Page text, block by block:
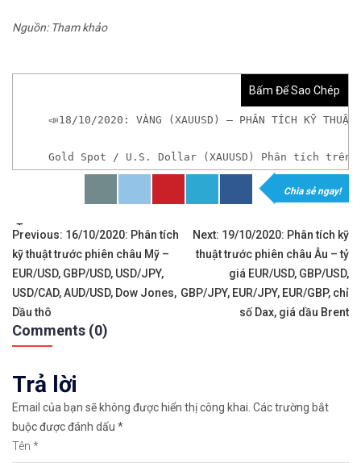
Nguồn: Tham khảo
Bấm Để Sao Chép
📣18/10/2020: VÀNG (XAUUSD) – PHÂN TÍCH KỸ THUẬT
Gold Spot / U.S. Dollar (XAUUSD) Phân tích trên
* Nếu bạn chưa có tài khoản giao dịch kim loại
Sàn Exness
Chia sẻ ngay!
Tags:
Điều
hướng
bài
viết
Previous: 16/10/2020: Phân tích
kỹ thuật trước phiên châu Mỹ –
EUR/USD, GBP/USD, USD/JPY,
USD/CAD, AUD/USD, Dow Jones,
Dầu thô
Next: 19/10/2020: Phân tích kỹ
thuật trước phiên châu Âu – tỷ
giá EUR/USD, GBP/USD,
GBP/JPY, EUR/JPY, EUR/GBP, chỉ
số Dax, giá dầu Brent
Comments (0)
Trả lời
Email của bạn sẽ không được hiển thị công khai. Các trường bắt
buộc được đánh dấu *
Tên *